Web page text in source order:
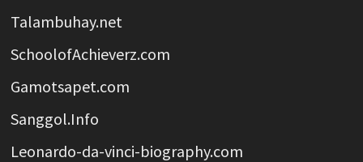
Talambuhay.net
SchoolofAchieverz.com
Gamotsapet.com
Sanggol.Info
Leonardo-da-vinci-biography.com